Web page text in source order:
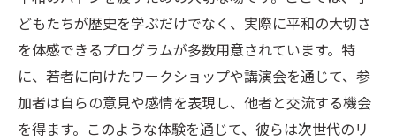
どもたちが歴史を学ぶだけでなく、実際に平和の大切さ
を体感できるプログラムが多数用意されています。特
に、若者に向けたワークショップや講演会を通じて、参
加者は自らの意見や感情を表現し、他者と交流する機会
を得ます。このような体験を通じて、彼らは次世代のリ